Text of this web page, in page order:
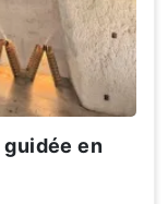
en